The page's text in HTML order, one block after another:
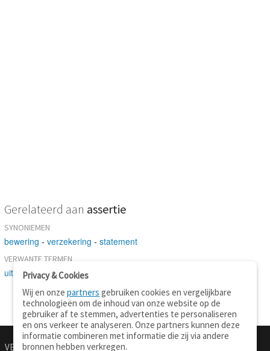
Gerelateerd aan assertie
SYNONIEMEN
bewering - verzekering - statement
VERWANTE TERMEN
uitspraak
VERTALEN.NU
Privacy & Cookies
Wij en onzepartners gebruiken cookies en vergelijkbare
technologieën om de inhoud van onze website op de
gebruiker af te stemmen, advertenties te personaliseren
en ons verkeer te analyseren. Onze partners kunnen deze
informatie combineren met informatie die zij via andere
bronnen hebben verkregen.